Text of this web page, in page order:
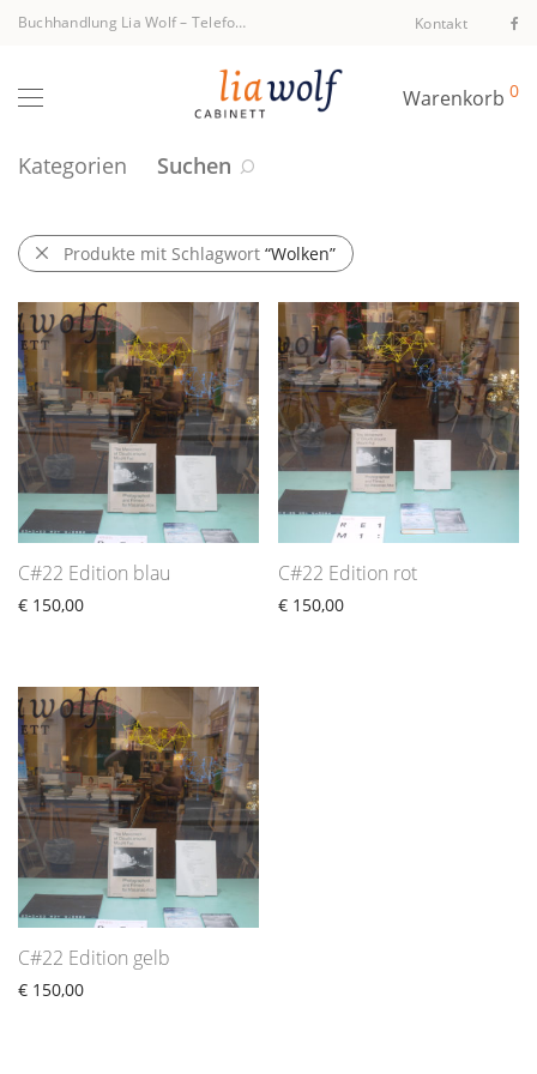
Buchhandlung Lia Wolf– Telefon +43 1 512 40 94 Kontakt
Warenkorb 0
Kategorien Suchen
Produkte mit Schlagwort “Wolken”
C#22 Edition blau
€ 150,00
C#22 Edition rot
€ 150,00
C#22 Edition gelb
€ 150,00